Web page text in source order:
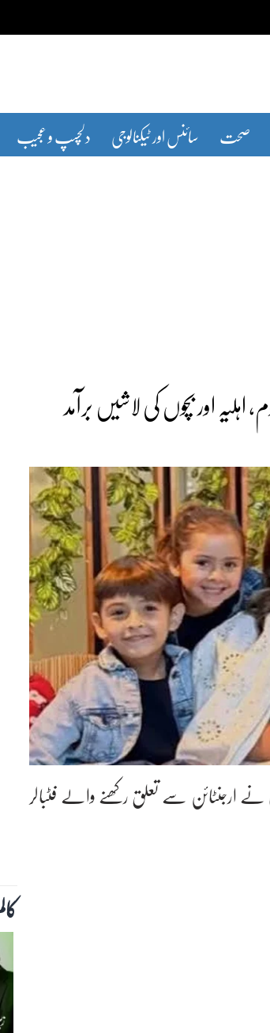
صحت سائنس اور ٹیکنالوجی دلچسپ و عجیب
اہلیہ اور بچوں کی لاشیں برآمد
ارجنٹائن سے تعلق رکھنے والے فٹبالر